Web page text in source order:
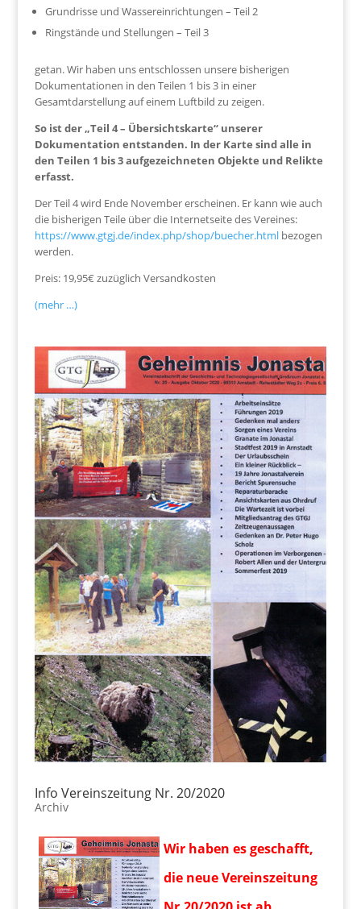
Grundrisse und Wassereinrichtungen – Teil 2
Ringstände und Stellungen – Teil 3
getan. Wir haben uns entschlossen unsere bisherigen
Dokumentationen in den Teilen 1 bis 3 in einer
Gesamtdarstellung auf einem Luftbild zu zeigen.
So ist der „Teil 4 – Übersichtskarte“ unserer
Dokumentation entstanden. In der Karte sind alle in
den Teilen 1 bis 3 aufgezeichneten Objekte und Relikte
erfasst.
Der Teil 4 wird Ende November erscheinen. Er kann wie auch
die bisherigen Teile über die Internetseite des Vereines:
https://www.gtgj.de/index.php/shop/buecher.htmlbezogen
werden.
Preis: 19,95€ zuzüglich Versandkosten
(mehr …)
Info Vereinszeitung Nr. 20/2020
Archiv
Wir haben es geschafft,
die neue Vereinszeitung